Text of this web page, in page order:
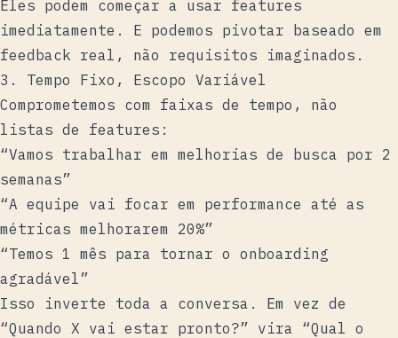
Eles podem começar a usar features
imediatamente. E podemos pivotar baseado em
feedback real, não requisitos imaginados.
3. Tempo Fixo, Escopo Variável
Comprometemos com faixas de tempo, não
listas de features:
“Vamos trabalhar em melhorias de busca por 2
semanas”
“A equipe vai focar em performance até as
métricas melhorarem 20%”
“Temos 1 mês para tornar o onboarding
agradável”
Isso inverte toda a conversa. Em vez de
“Quando X vai estar pronto?” vira “Qual o